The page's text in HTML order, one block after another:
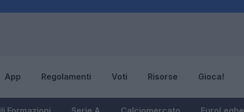
App Regolamenti Voti Risorse Gioca!